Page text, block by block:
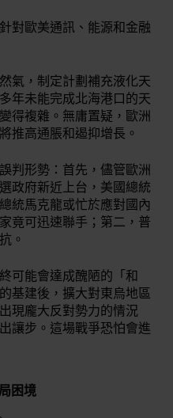
對歐美通訊、能源和金融
氣，制定計劃補充液化天
年未能完成北海港口的天
得複雜。無庸置疑，歐洲
推高通脹和遏抑增長。
判形勢：首先，儘管歐洲
政府新近上台，美國總統
統馬克龍或忙於應對國內
竟可迅速聯手；第二，普
。
可能會達成醜陋的「和
基建後，擴大對東烏地區
現龐大反對勢力的情況
讓步。這場戰爭恐怕會進
困境